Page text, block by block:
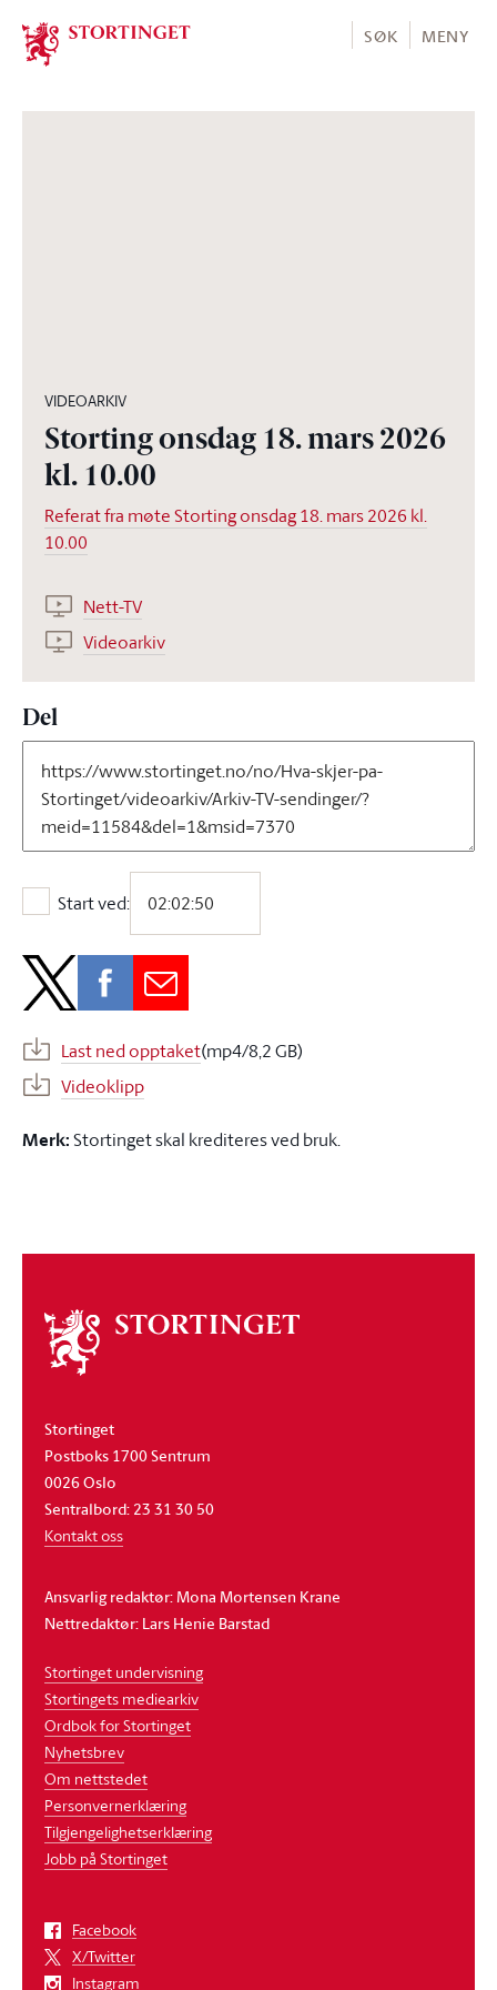
Stortinget.no
SØK MENY
VIDEOARKIV
Storting onsdag 18. mars 2026
kl. 10.00
Referat fra møte Storting onsdag 18. mars 2026 kl.
10.00
Nett-TV
Videoarkiv
Del
Start ved:
Start ved:
Last ned opptaket(mp4/8,2 GB)
Videoklipp
Merk:Stortinget skal krediteres ved bruk.
Om
stortinget
Stortinget
Postboks 1700 Sentrum
0026 Oslo
Sentralbord: 23 31 30 50
Kontakt oss
Ansvarlig redaktør: Mona Mortensen Krane
Nettredaktør: Lars Henie Barstad
Stortinget undervisning
Stortingets mediearkiv
Ordbok for Stortinget
Nyhetsbrev
Om nettstedet
Personvernerklæring
Tilgjengelighetserklæring
Jobb på Stortinget
Facebook
X/Twitter
Instagram